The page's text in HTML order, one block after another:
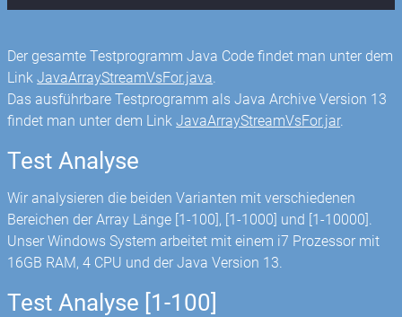
Der gesamte Testprogramm Java Code findet man unter dem
LinkJavaArrayStreamVsFor.java.
Das ausführbare Testprogramm als Java Archive Version 13
findet man unter dem LinkJavaArrayStreamVsFor.jar.
Test Analyse
Wir analysieren die beiden Varianten mit verschiedenen
Bereichen der Array Länge [1-100], [1-1000] und [1-10000].
Unser Windows System arbeitet mit einem i7 Prozessor mit
16GB RAM, 4 CPU und der Java Version 13.
Test Analyse [1-100]